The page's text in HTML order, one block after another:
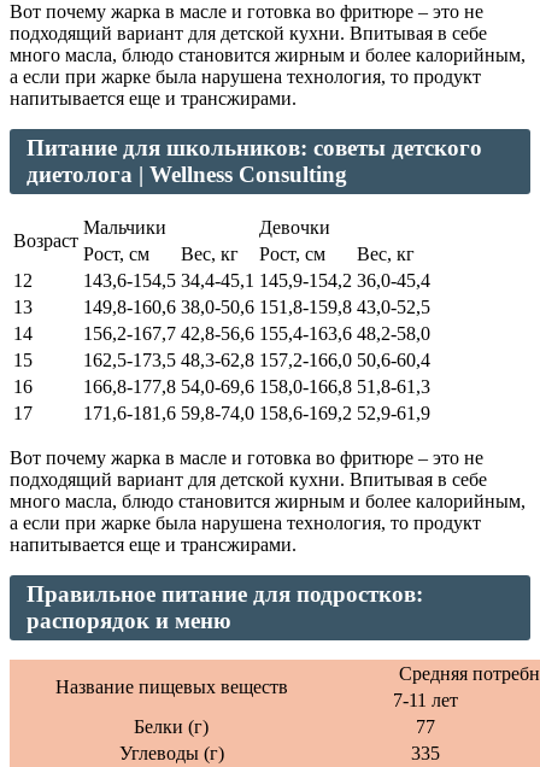
Вот почему жарка в масле и готовка во фритюре – это не
подходящий вариант для детской кухни. Впитывая в себе
много масла, блюдо становится жирным и более калорийным,
а если при жарке была нарушена технология, то продукт
напитывается еще и трансжирами.
Питание для школьников: советы детского
диетолога | Wellness Consulting
Возраст
Мальчики
Девочки
Рост, см
Вес, кг Рост, см
Вес, кг
12
143,6-154,5 34,4-45,1 145,9-154,2 36,0-45,4
13
149,8-160,6 38,0-50,6 151,8-159,8 43,0-52,5
14
156,2-167,7 42,8-56,6 155,4-163,6 48,2-58,0
15
162,5-173,5 48,3-62,8 157,2-166,0 50,6-60,4
16
166,8-177,8 54,0-69,6 158,0-166,8 51,8-61,3
17
171,6-181,6 59,8-74,0 158,6-169,2 52,9-61,9
Вот почему жарка в масле и готовка во фритюре – это не
подходящий вариант для детской кухни. Впитывая в себе
много масла, блюдо становится жирным и более калорийным,
а если при жарке была нарушена технология, то продукт
напитывается еще и трансжирами.
Правильное питание для подростков:
распорядок и меню
Название пищевых веществ
Средняя
7-11 лет
Белки (г)
77
Углеводы (г)
335